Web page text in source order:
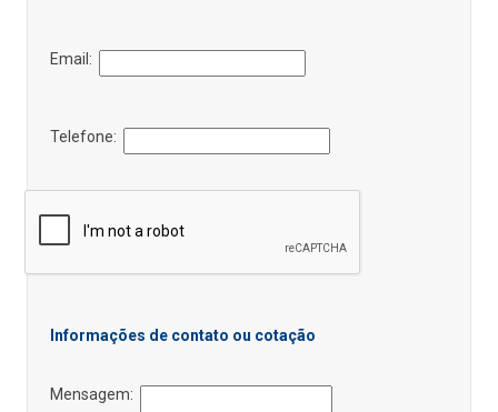
Email:
Telefone:
Informações de contato ou cotação
Mensagem: